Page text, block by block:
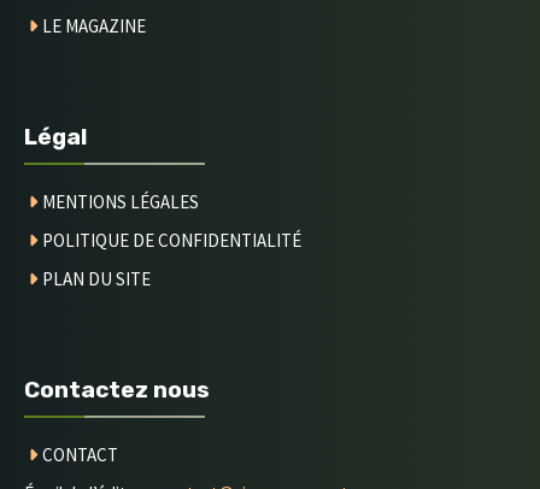
LE MAGAZINE
Légal
MENTIONS LÉGALES
POLITIQUE DE CONFIDENTIALITÉ
PLAN DU SITE
Contactez nous
CONTACT